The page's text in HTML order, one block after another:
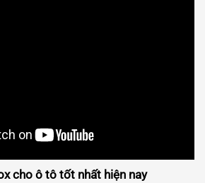
cho ô tô tốt nhất hiện nay